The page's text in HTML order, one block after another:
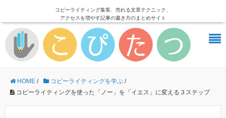
コピーライティング集客、売れる文章テクニック、
アクセスを増やす記事の書き方のまとめサイト
HOME / コピーライティングを学ぶ /
コピーライティングを使った「ノー」を「イエス」に変える３ステップ